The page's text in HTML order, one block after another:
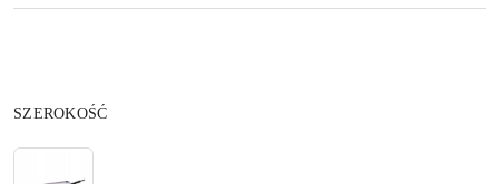
Wariant
SZEROKOŚĆ